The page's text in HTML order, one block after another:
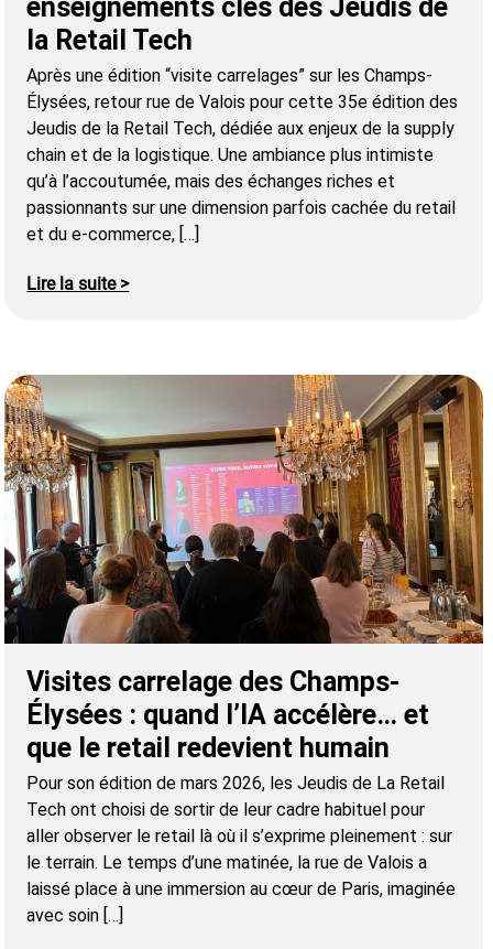
enseignements clés des Jeudis de
la Retail Tech
Après une édition “visite carrelages” sur les Champs-
Élysées, retour rue de Valois pour cette 35e édition des
Jeudis de la Retail Tech, dédiée aux enjeux de la supply
chain et de la logistique. Une ambiance plus intimiste
qu’à l’accoutumée, mais des échanges riches et
passionnants sur une dimension parfois cachée du retail
et du e-commerce, […]
Lire la suite >
Visites carrelage des Champs-
Élysées : quand l’IA accélère… et
que le retail redevient humain
Pour son édition de mars 2026, les Jeudis de La Retail
Tech ont choisi de sortir de leur cadre habituel pour
aller observer le retail là où il s’exprime pleinement : sur
le terrain. Le temps d’une matinée, la rue de Valois a
laissé place à une immersion au cœur de Paris, imaginée
avec soin […]